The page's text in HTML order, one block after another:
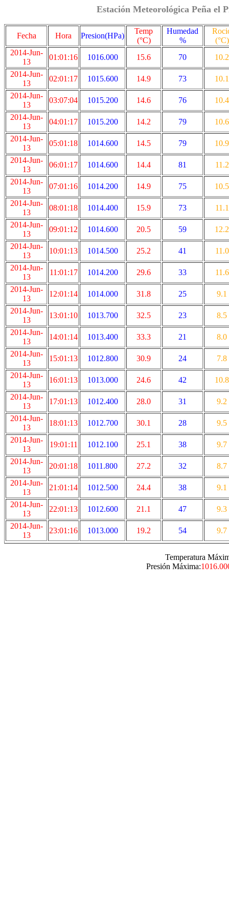
Estación Meteorológica Peña el
Fecha Hora Presion(HPa)
Temp
(°C)
Humedad
%
(°C)
2014-Jun-
13
01:01:16 1016.000 15.6 70
10.2
2014-Jun-
13
02:01:17 1015.600 14.9 73
10.1
2014-Jun-
13
03:07:04 1015.200 14.6 76
10.4
2014-Jun-
13
04:01:17 1015.200 14.2 79
10.6
2014-Jun-
13
05:01:18 1014.600 14.5 79
10.9
2014-Jun-
13
06:01:17 1014.600 14.4 81
11.2
2014-Jun-
13
07:01:16 1014.200 14.9 75
10.5
2014-Jun-
13
08:01:18 1014.400 15.9 73
11.1
2014-Jun-
13
09:01:12 1014.600 20.5 59
12.2
2014-Jun-
13
10:01:13 1014.500 25.2 41
11.0
2014-Jun-
13
11:01:17 1014.200 29.6 33
11.6
2014-Jun-
13
12:01:14 1014.000 31.8 25
9.1
2014-Jun-
13
13:01:10 1013.700 32.5 23
8.5
2014-Jun-
13
14:01:14 1013.400 33.3 21
8.0
2014-Jun-
13
15:01:13 1012.800 30.9 24
7.8
2014-Jun-
13
16:01:13 1013.000 24.6 42
10.8
2014-Jun-
13
17:01:13 1012.400 28.0 31
9.2
2014-Jun-
13
18:01:13 1012.700 30.1 28
9.5
2014-Jun-
13
19:01:11 1012.100 25.1 38
9.7
2014-Jun-
13
20:01:18 1011.800 27.2 32
8.7
2014-Jun-
13
21:01:14 1012.500 24.4 38
9.1
2014-Jun-
13
22:01:13 1012.600 21.1 47
9.3
2014-Jun-
13
23:01:16 1013.000 19.2 54 9.7
Temperatura
Presión Máxima: